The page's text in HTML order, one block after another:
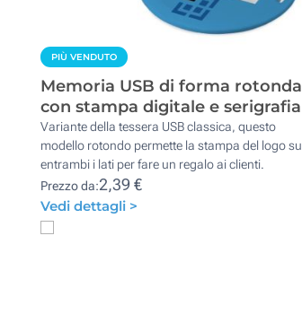
PIÙ VENDUTO
Memoria USB di forma rotonda
con stampa digitale e serigrafia
Variante della tessera USB classica, questo
modello rotondo permette la stampa del logo su
entrambi i lati per fare un regalo ai clienti.
Prezzo da:2,39 €
Vedi dettagli >